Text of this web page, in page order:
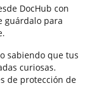
DocHub con
guárdalo para
sabiendo que tus
curiosas.
de protección de